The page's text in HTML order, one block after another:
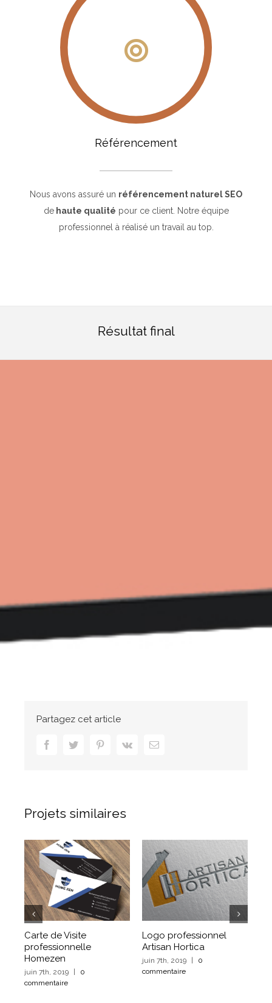
Référencement
Nous avons assuré un référencement naturel SEO
dehaute qualité pour ce client. Notre équipe
professionnel à réalisé un travail au top.
Résultat final
Partagez cet article
facebooktwitter pinterestvk Email
Projets similaires
professionnel
Hortica
7th, 2019 | 0
Site Artisan Hortica
mai 24th, 2019 | 0
commentaire